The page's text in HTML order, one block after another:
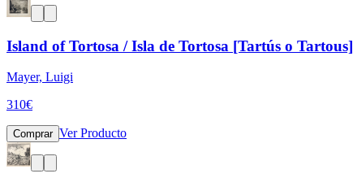
Island of Tortosa / Isla de Tortosa [Tartús o Tartous]
Mayer, Luigi
310€
Comprar Ver Producto